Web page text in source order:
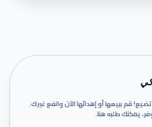
قم ببيعها أو إهدائها الآن وانفع غيرك.
يمكنك طلبه هنا.